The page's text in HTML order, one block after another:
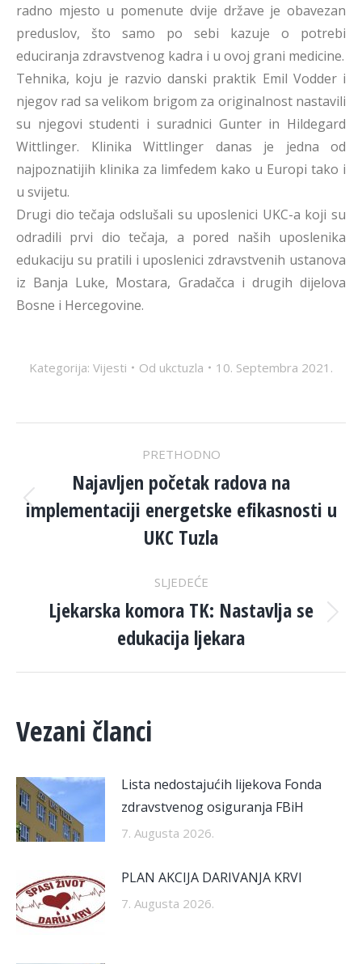
radno mjesto u pomenute dvije države je obavezan
preduslov, što samo po sebi kazuje o potrebi
educiranja zdravstvenog kadra i u ovoj grani medicine.
Tehnika, koju je razvio danski praktik Emil Vodder i
njegov rad sa velikom brigom za originalnost nastavili
su njegovi studenti i suradnici Gunter in Hildegard
Wittlinger. Klinika Wittlinger danas je jedna od
najpoznatijih klinika za limfedem kako u Europi tako i
u svijetu.
Drugi dio tečaja odslušali su uposlenici UKC-a koji su
odradili prvi dio tečaja, a pored naših uposlenika
edukaciju su pratili i uposlenici zdravstvenih ustanova
iz Banja Luke, Mostara, Gradačca i drugih dijelova
Bosne i Hercegovine.
Kategorija: Vijesti Od ukctuzla 10. Septembra 2021.
NAVIGATION
PRETHODNO
Previous
post:
Najavljen početak radova na
implementaciji energetske efikasnosti u
UKC Tuzla
SLJEDEĆE
Next
post:
Ljekarska komora TK: Nastavlja se
edukacija ljekara
Vezani članci
Lista nedostajućih lijekova Fonda
zdravstvenog osiguranja FBiH
7. Augusta 2026.
PLAN AKCIJA DARIVANJA KRVI
7. Augusta 2026.